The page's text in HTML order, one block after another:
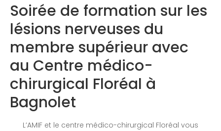
Soirée de formation sur les
lésions nerveuses du
membre supérieur avec
au Centre médico-
chirurgical Floréal à
Bagnolet
L’AMIF et le centre médico-chirurgical Floréal vous